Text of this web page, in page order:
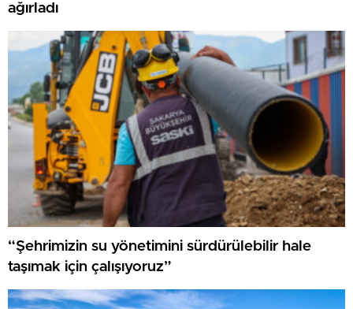
ağırladı
“Şehrimizin su yönetimini sürdürülebilir hale
taşımak için çalışıyoruz”